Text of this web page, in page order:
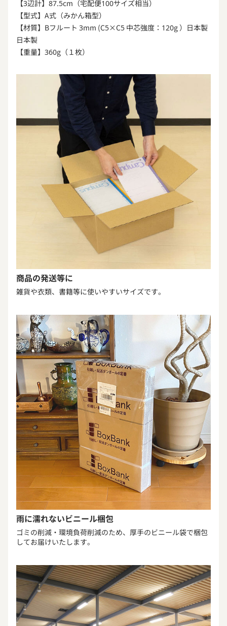
【3辺計】87.5cm（宅配便100サイズ相当）
【型式】A式（みかん箱型）
【材質】Bフルート 3mm (C5×C5 中芯強度：120g ）日本製
日本製
【重量】360g（１枚）
商品の発送等に
雑貨や衣類、書籍等に使いやすいサイズです。
雨に濡れないビニール梱包
ゴミの削減・環境負荷削減のため、厚手のビニール袋で梱包
してお届けいたします。